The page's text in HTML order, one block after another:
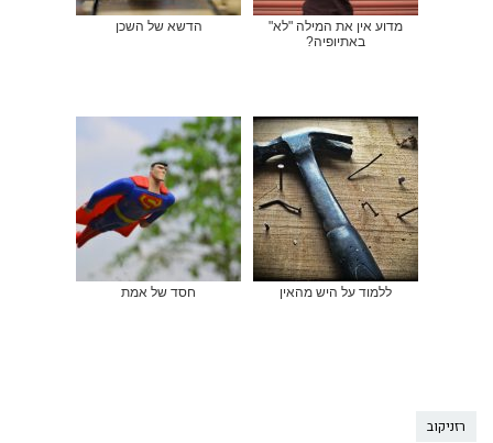
מדוע אין את המילה "לא"
באתיופיה?
הדשא של השכן
ללמוד על היש מהאין חסד של אמת
רזניקוב